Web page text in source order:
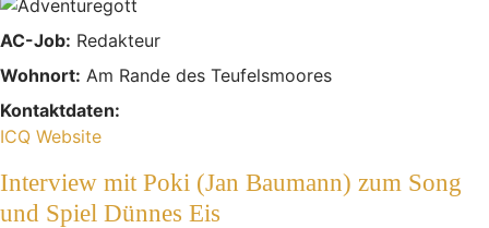
AC-Job: Redakteur
Wohnort: Am Rande des Teufelsmoores
Kontaktdaten:
Kontaktdaten von Indiana
ICQ Website
Interview mit Poki (Jan Baumann) zum Song
und Spiel Dünnes Eis